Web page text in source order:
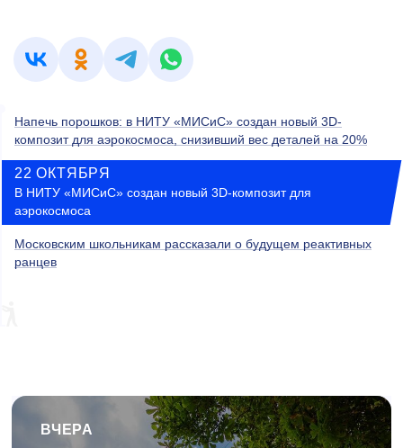
Напечь порошков: в НИТУ «МИСиС» создан новый 3D-
композит для аэрокосмоса, снизивший вес деталей на 20%
22 ОКТЯБРЯ
В НИТУ «МИСиС» создан новый 3D-композит для
аэрокосмоса
Московским школьникам рассказали о будущем реактивных
ранцев
ВЧЕРА